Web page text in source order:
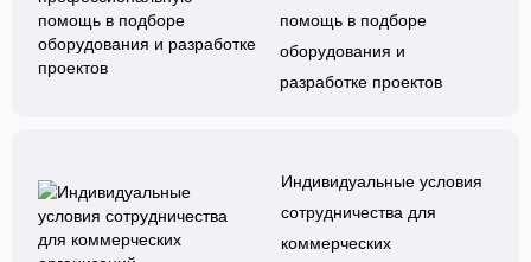
помощь в подборе
оборудования и
разработке проектов
Индивидуальные условия
сотрудничества для
коммерческих